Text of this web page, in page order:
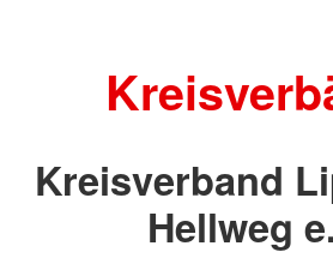
Kreisverband
Hellweg